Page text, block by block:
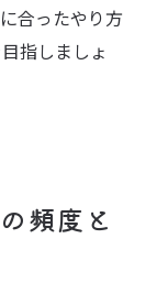
合ったやり方
指しましょ
頻度と